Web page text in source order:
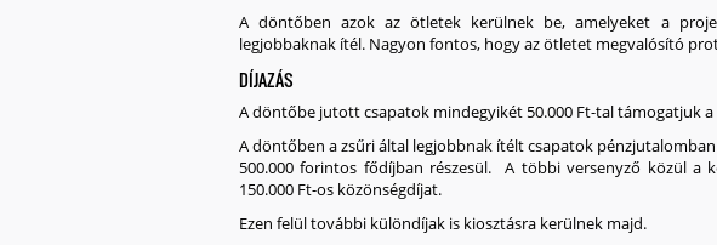
A döntőben azok az ötletek kerülnek be, amelyeket a
legjobbaknak ítél. Nagyon fontos, hogy az ötletet megvalósító
DÍJAZÁS
A döntőbe jutott csapatok mindegyikét 50.000 Ft-tal támogatjuk
A döntőben a zsűri által legjobbnak ítélt csapatok
500.000 forintos fődíjban részesül. A többi versenyző közül a
150.000 Ft-os közönségdíjat.
Ezen felül további különdíjak is kiosztásra kerülnek majd.